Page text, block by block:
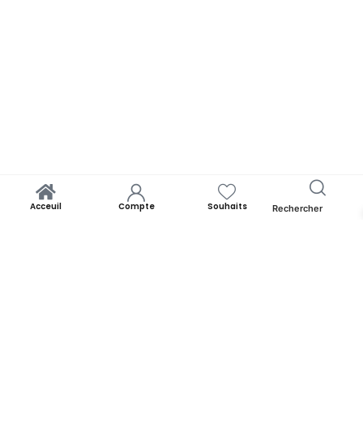
Acceuil Compte Souhaits Rechercher